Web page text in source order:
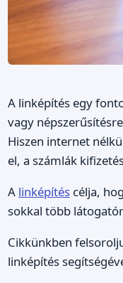
A linképítés egy
vagy
Hiszen internet
el, a számlák
A linképítés célja,
sokkal több
Cikkünkben
linképítés